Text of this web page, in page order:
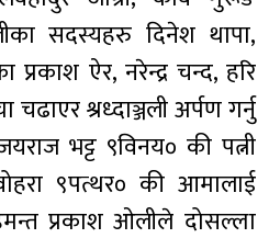
सदस्यहरु दिनेश थापा,
ऐर, नरेन्द्र चन्द, हरि
श्रध्दाञ्जली अर्पण गर्नु
भट्ट ९विनय० की पत्नी
९पत्थर० की आमालाई
प्रकाश ओलीले दोसल्ला